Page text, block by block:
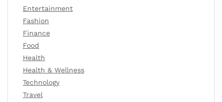
Entertainment
Fashion
Finance
Food
Health
Health & Wellness
Technology
Travel